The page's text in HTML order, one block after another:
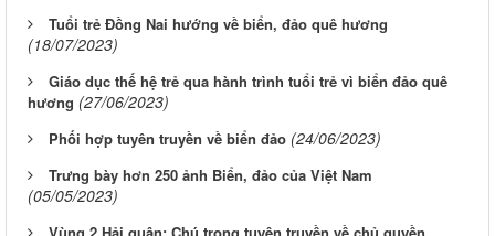
Tuổi trẻ Đồng Nai hướng về biển, đảo quê hương
(18/07/2023)
Giáo dục thế hệ trẻ qua hành trình tuổi trẻ vì biển đảo quê
hương (27/06/2023)
Phối hợp tuyên truyền về biển đảo (24/06/2023)
Trưng bày hơn 250 ảnh Biển, đảo của Việt Nam
(05/05/2023)